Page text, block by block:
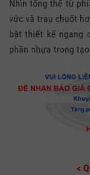
Nhìn tổng thể từ
vức và trau chuốt
bật thiết kế ngang
phần nhựa trong
<